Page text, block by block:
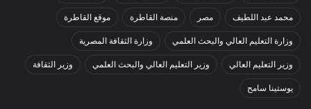
محمد عبد اللطيف مصر منصة القاطرة موقع القاطرة
وزارة التعليم العالي والبحث العلمي وزارة الثقافة المصرية
وزير التعليم العالي وزير التعليم العالي والبحث العلمي وزير الثقافة
يوستينا سامح